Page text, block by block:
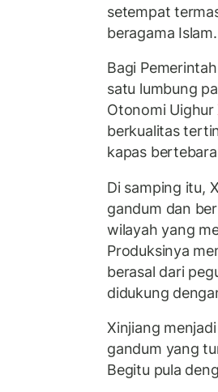
setempat
beragama Islam.
Bagi
satu lumbung
Otonomi Uighur
berkualitas
kapas
Di samping itu,
gandum dan
wilayah yang
Produksinya
berasal dari
didukung
Xinjiang
gandum yang
Begitu pula